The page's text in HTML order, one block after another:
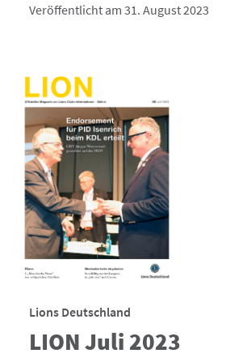
Veröffentlicht am 31. August 2023
Lions Deutschland
LION Juli 2023